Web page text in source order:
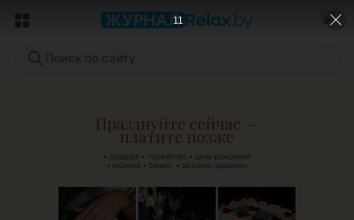
ЭФФЕКТИВНАЯ РЕКЛАМА НА САЙТЕ
9